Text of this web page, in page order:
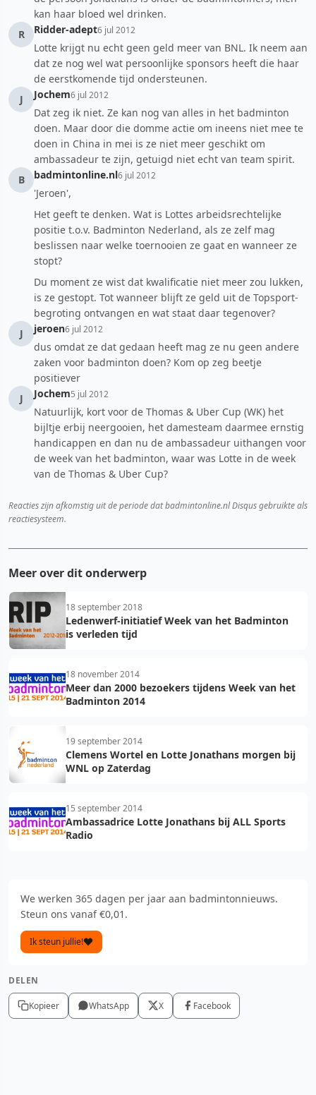
kan haar bloed wel drinken.
R
Ridder-adept6 jul 2012
Lotte krijgt nu echt geen geld meer van BNL. Ik neem aan
dat ze nog wel wat persoonlijke sponsors heeft die haar
de eerstkomende tijd ondersteunen.
J
Jochem6 jul 2012
Dat zeg ik niet. Ze kan nog van alles in het badminton
doen. Maar door die domme actie om ineens niet mee te
doen in China in mei is ze niet meer geschikt om
ambassadeur te zijn, getuigd niet echt van team spirit.
B
badmintonline.nl6 jul 2012
'Jeroen',
Het geeft te denken. Wat is Lottes arbeidsrechtelijke
positie t.o.v. Badminton Nederland, als ze zelf mag
beslissen naar welke toernooien ze gaat en wanneer ze
stopt?
Du moment ze wist dat kwalificatie niet meer zou lukken,
is ze gestopt. Tot wanneer blijft ze geld uit de Topsport-
begroting ontvangen en wat staat daar tegenover?
J
jeroen6 jul 2012
dus omdat ze dat gedaan heeft mag ze nu geen andere
zaken voor badminton doen? Kom op zeg beetje
positiever
J
Jochem5 jul 2012
Natuurlijk, kort voor de Thomas & Uber Cup (WK) het
bijltje erbij neergooien, het damesteam daarmee ernstig
handicappen en dan nu de ambassadeur uithangen voor
de week van het badminton, waar was Lotte in de week
van de Thomas & Uber Cup?
Reacties zijn afkomstig uit de periode dat badmintonline.nl Disqus gebruikte als
reactiesysteem.
Meer over dit onderwerp
18 september 2018
Ledenwerf-initiatief Week van het Badminton
is verleden tijd
18 november 2014
Meer dan 2000 bezoekers tijdens Week van het
Badminton 2014
19 september 2014
Clemens Wortel en Lotte Jonathans morgen bij
WNL op Zaterdag
15 september 2014
Ambassadrice Lotte Jonathans bij ALL Sports
Radio
We werken 365 dagen per jaar aan badmintonnieuws.
Steun ons vanaf €0,01.
Ik steun jullie!
DELEN
Kopieer WhatsApp X Facebook